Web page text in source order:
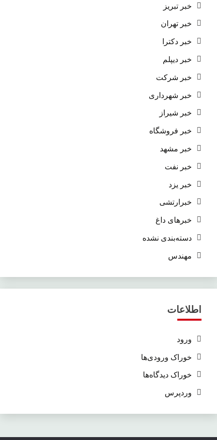
خبر تبریز
خبر تهران
خبر دکترا
خبر دیپلم
خبر شرکت
خبر شهرداری
خبر شیراز
خبر فروشگاه
خبر مشهد
خبر نفت
خبر یزد
خبرارتشی
خبرهای داغ
دسته‌بندی نشده
مهندس
اطلاعات
ورود
خوراک ورودی‌ها
خوراک دیدگاه‌ها
وردپرس